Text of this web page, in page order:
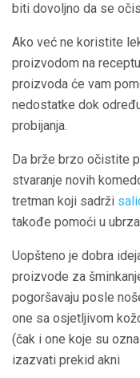
biti dovoljno da se
Ako već ne koristite
proizvodom na
proizvoda će vam
nedostatke dok
probijanja.
Da brže brzo očistite
stvaranje novih
tretman koji sadrži
takođe pomoći u
Uopšteno je dobra
proizvode za
pogoršavaju posle
one sa osjetljivom
(čak i one koje su
izazvati prekid akni